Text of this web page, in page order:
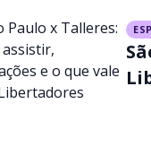
ESPORTE
Huracán